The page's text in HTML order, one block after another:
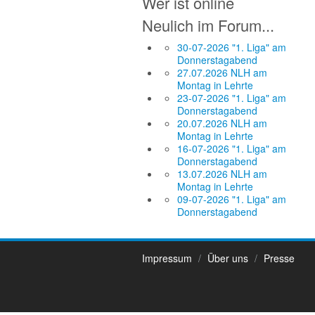
Neulich im Forum...
30-07-2026 "1. Liga" am
Donnerstagabend
27.07.2026 NLH am
Montag in Lehrte
23-07-2026 "1. Liga" am
Donnerstagabend
20.07.2026 NLH am
Montag in Lehrte
16-07-2026 "1. Liga" am
Donnerstagabend
13.07.2026 NLH am
Montag in Lehrte
09-07-2026 "1. Liga" am
Donnerstagabend
Impressum Über uns Presse